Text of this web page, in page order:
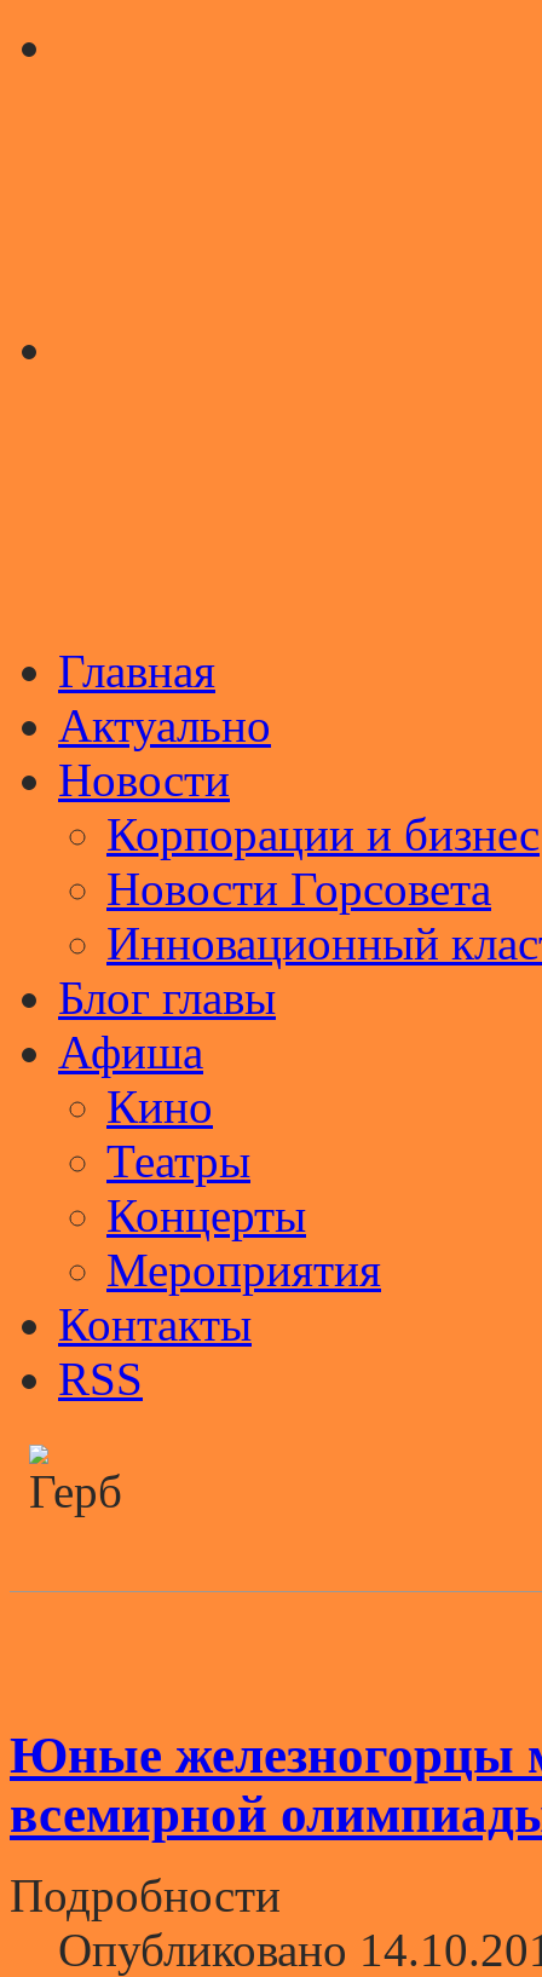
Главная
Актуально
Новости
Корпорации и бизнес
Новости Горсовета
Инновационный
Блог главы
Афиша
Кино
Театры
Концерты
Мероприятия
Контакты
RSS
Юные железногорцы
всемирной
Подробности
Опубликовано